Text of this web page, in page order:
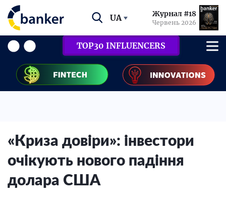
UA Журнал #18
Червень 2026
TOP30 INFLUENCERS
«Криза довіри»: інвестори
очікують нового падіння
долара США